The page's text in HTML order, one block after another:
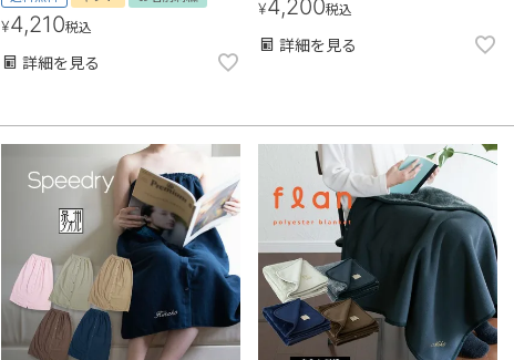
¥4,210税込
詳細を見る
¥4,200税込
詳細を見る